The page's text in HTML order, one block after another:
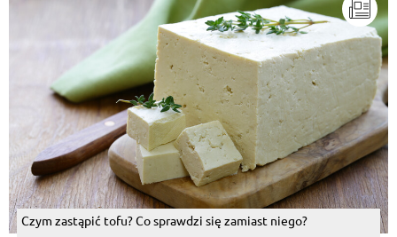
Czym zastąpić tofu? Co sprawdzi się zamiast niego?